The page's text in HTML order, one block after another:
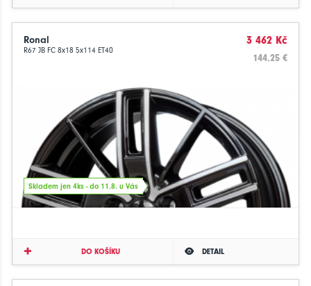
Ronal
R67 JB FC 8x18 5x114 ET40
3 462 Kč
144.25 €
Skladem jen 4ks - do 11.8. u Vás
DO KOŠÍKU DETAIL